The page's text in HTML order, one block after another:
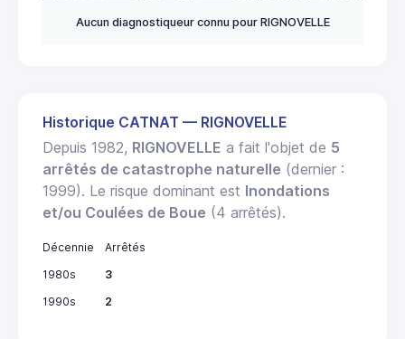
Aucun diagnostiqueur connu pour RIGNOVELLE
Historique CATNAT — RIGNOVELLE
Depuis 1982, RIGNOVELLE a fait l'objet de 5
arrêtés de catastrophe naturelle (dernier :
1999). Le risque dominant est Inondations
et/ou Coulées de Boue (4 arrêtés).
Décennie
Arrêtés
1980s
3
1990s
2